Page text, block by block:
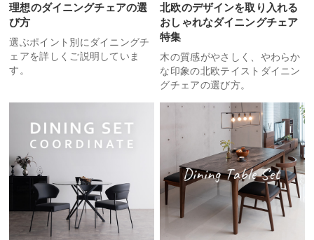
理想のダイニングチェアの選
び方
選ぶポイント別にダイニングチ
ェアを詳しくご説明していま
す。
北欧のデザインを取り入れる
おしゃれなダイニングチェア
特集
木の質感がやさしく、やわらか
な印象の北欧テイストダイニン
グチェアの選び方。